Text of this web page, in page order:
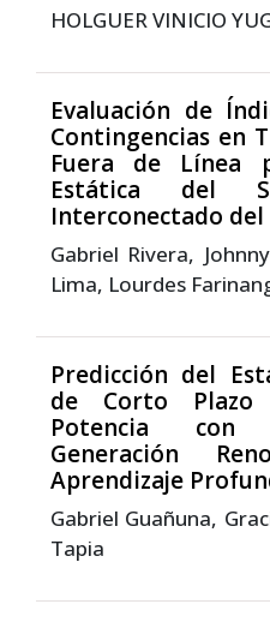
HOLGUER VINICIO
Evaluación de
Contingencias en
Fuera de Línea
Estática del
Interconectado del
Gabriel Rivera,
Lima, Lourdes
Predicción del
de Corto
Potencia con
Generación
Aprendizaje
Gabriel Guañuna,
Tapia